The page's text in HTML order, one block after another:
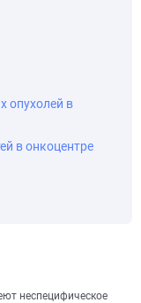
опухолей в
в онкоцентре
неспецифическое